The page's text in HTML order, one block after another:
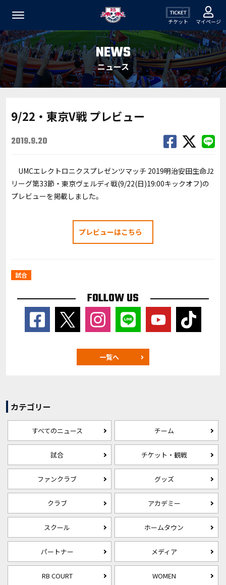
チケット マイページ
NEWS
ニュース
9/22・東京V戦 プレビュー
2019.9.20
UMCエレクトロニクスプレゼンツマッチ 2019明治安田生命J2
リーグ第33節・東京ヴェルディ戦(9/22(日)19:00キックオフ)の
プレビューを掲載しました。
プレビューはこちら
試合
FOLLOW US
一覧へ
カテゴリー
すべてのニュース チーム
試合 チケット・観戦
ファンクラブ グッズ
クラブ アカデミー
スクール ホームタウン
パートナー メディア
RB COURT WOMEN